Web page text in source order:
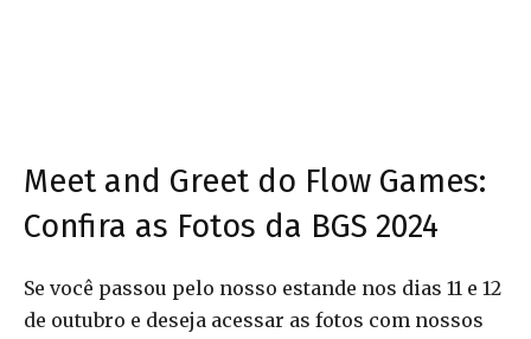
Meet and Greet do Flow Games:
Confira as Fotos da BGS 2024
Se você passou pelo nosso estande nos dias 11 e 12
de outubro e deseja acessar as fotos com nossos